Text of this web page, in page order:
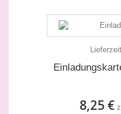
8,25 €